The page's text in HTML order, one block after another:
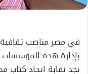
في مصر مناصب
بإدارة هذه المؤسسات